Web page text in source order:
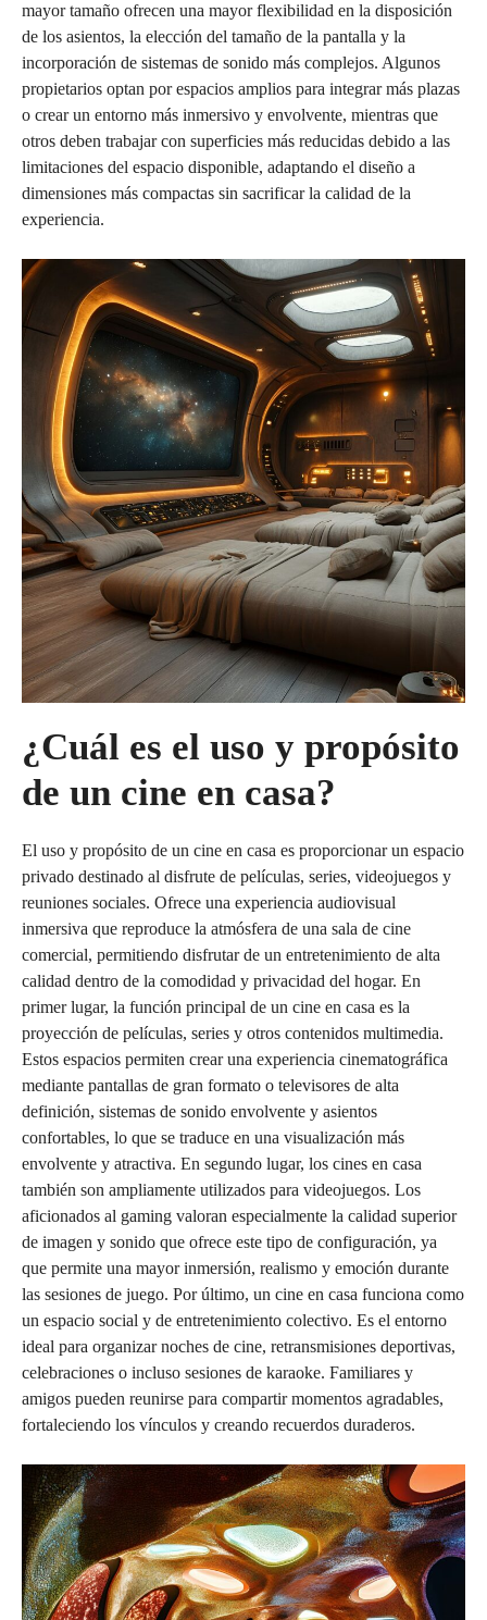
mayor tamaño ofrecen una mayor flexibilidad en la disposición
de los asientos, la elección del tamaño de la pantalla y la
incorporación de sistemas de sonido más complejos. Algunos
propietarios optan por espacios amplios para integrar más plazas
o crear un entorno más inmersivo y envolvente, mientras que
otros deben trabajar con superficies más reducidas debido a las
limitaciones del espacio disponible, adaptando el diseño a
dimensiones más compactas sin sacrificar la calidad de la
experiencia.
¿Cuál es el uso y propósito
de un cine en casa?
El uso y propósito de un cine en casa es proporcionar un espacio
privado destinado al disfrute de películas, series, videojuegos y
reuniones sociales. Ofrece una experiencia audiovisual
inmersiva que reproduce la atmósfera de una sala de cine
comercial, permitiendo disfrutar de un entretenimiento de alta
calidad dentro de la comodidad y privacidad del hogar. En
primer lugar, la función principal de un cine en casa es la
proyección de películas, series y otros contenidos multimedia.
Estos espacios permiten crear una experiencia cinematográfica
mediante pantallas de gran formato o televisores de alta
definición, sistemas de sonido envolvente y asientos
confortables, lo que se traduce en una visualización más
envolvente y atractiva. En segundo lugar, los cines en casa
también son ampliamente utilizados para videojuegos. Los
aficionados al gaming valoran especialmente la calidad superior
de imagen y sonido que ofrece este tipo de configuración, ya
que permite una mayor inmersión, realismo y emoción durante
las sesiones de juego. Por último, un cine en casa funciona como
un espacio social y de entretenimiento colectivo. Es el entorno
ideal para organizar noches de cine, retransmisiones deportivas,
celebraciones o incluso sesiones de karaoke. Familiares y
amigos pueden reunirse para compartir momentos agradables,
fortaleciendo los vínculos y creando recuerdos duraderos.